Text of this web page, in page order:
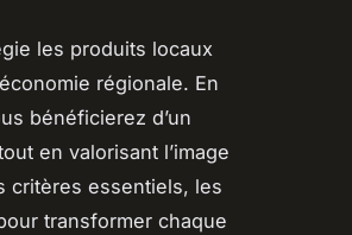
les produits locaux
régionale. En
bénéficierez d’un
en valorisant l’image
critères essentiels, les
transformer chaque